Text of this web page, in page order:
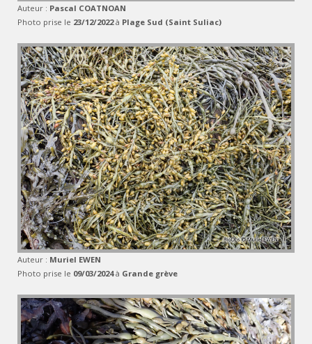
Auteur : Pascal COATNOAN
Photo prise le 23/12/2022à Plage Sud (Saint Suliac)
Auteur : Muriel EWEN
Photo prise le 09/03/2024à Grande grève